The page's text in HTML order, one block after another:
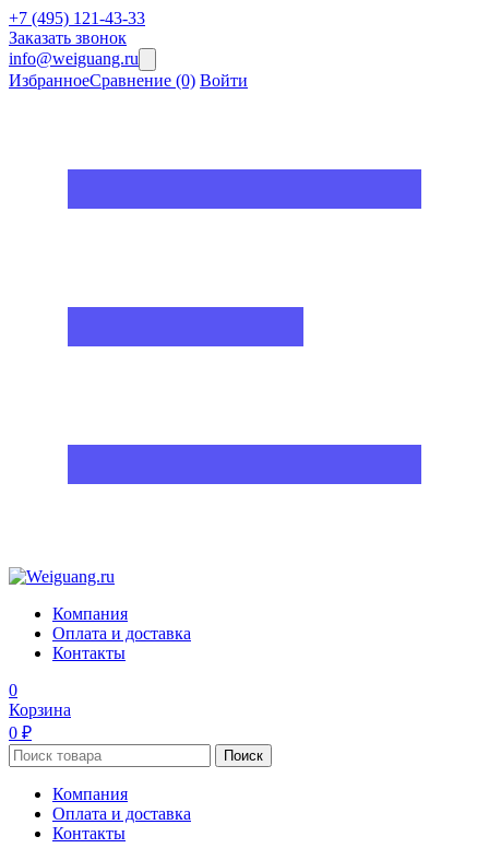
+7 (495) 121-43-33
Заказать звонок
info@weiguang.ru
ИзбранноеСравнение (0) Войти
Компания
Оплата и доставка
Контакты
0
Корзина
0 ₽
Поиск
Компания
Оплата и доставка
Контакты